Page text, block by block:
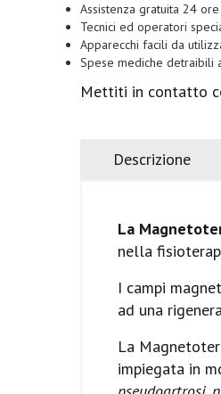
Assistenza gratuita 24
Tecnici ed operatori
Apparecchi facili da
Spese mediche detraibili
Mettiti in contatto
Descrizione
La
nella
I campi
ad una
La
impiegata in